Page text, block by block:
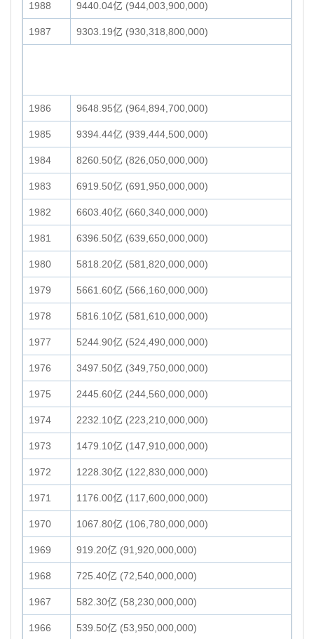
1988 9440.04亿 (944,003,900,000)
1987 9303.19亿 (930,318,800,000)
1986 9648.95亿 (964,894,700,000)
1985 9394.44亿 (939,444,500,000)
1984 8260.50亿 (826,050,000,000)
1983 6919.50亿 (691,950,000,000)
1982 6603.40亿 (660,340,000,000)
1981 6396.50亿 (639,650,000,000)
1980 5818.20亿 (581,820,000,000)
1979 5661.60亿 (566,160,000,000)
1978 5816.10亿 (581,610,000,000)
1977 5244.90亿 (524,490,000,000)
1976 3497.50亿 (349,750,000,000)
1975 2445.60亿 (244,560,000,000)
1974 2232.10亿 (223,210,000,000)
1973 1479.10亿 (147,910,000,000)
1972 1228.30亿 (122,830,000,000)
1971 1176.00亿 (117,600,000,000)
1970 1067.80亿 (106,780,000,000)
1969 919.20亿 (91,920,000,000)
1968 725.40亿 (72,540,000,000)
1967 582.30亿 (58,230,000,000)
1966 539.50亿 (53,950,000,000)